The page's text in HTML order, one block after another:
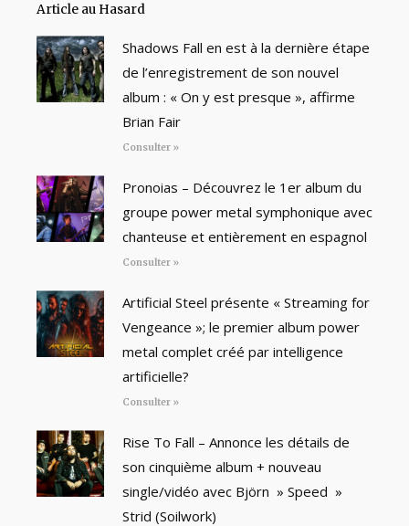
Article au Hasard
Shadows Fall en est à la dernière étape
de l’enregistrement de son nouvel
album : « On y est presque », affirme
Brian Fair
Consulter »
Pronoias – Découvrez le 1er album du
groupe power metal symphonique avec
chanteuse et entièrement en espagnol
Consulter »
Artificial Steel présente « Streaming for
Vengeance »; le premier album power
metal complet créé par intelligence
artificielle?
Consulter »
Rise To Fall – Annonce les détails de
son cinquième album + nouveau
single/vidéo avec Björn » Speed »
Strid (Soilwork)